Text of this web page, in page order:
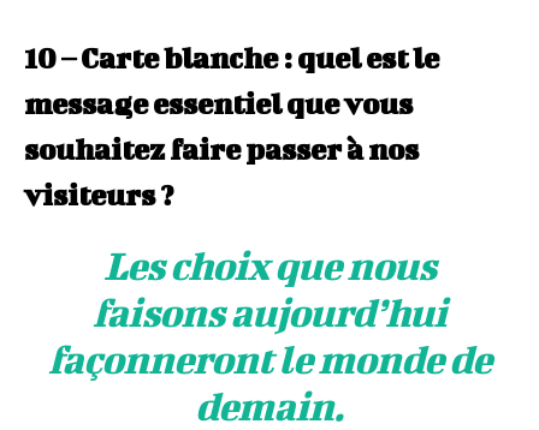
10 – Carte blanche : quel est le
message essentiel que vous
souhaitez faire passer à nos
visiteurs ?
Les choix que nous
faisons aujourd’hui
façonneront le monde de
demain.